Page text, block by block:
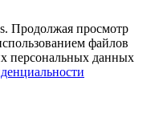
Продолжая просмотр
файлов
персональных данных